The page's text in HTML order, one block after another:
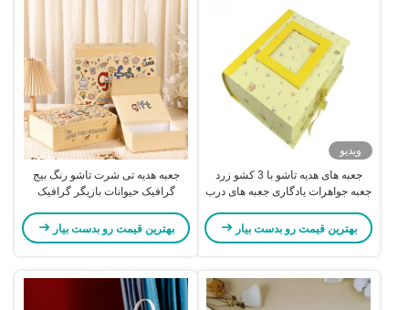
ویدیو
جعبه های هدیه تاشو با 3 کشو زرد
جعبه جواهرات یادگاری جعبه های درب
بهترین قیمت رو بدست بیار
جعبه هدیه تی شرت تاشو رنگ بیج
گرافیک حیوانات بازیگر گرافیک
بهترین قیمت رو بدست بیار